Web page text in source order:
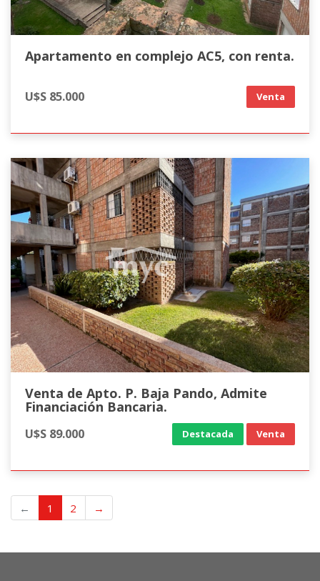
Apartamento en complejo AC5, con renta.
U$S 85.000 Venta
Venta de Apto. P. Baja Pando, Admite
Financiación Bancaria.
U$S 89.000 Destacada Venta
← 1 2 →